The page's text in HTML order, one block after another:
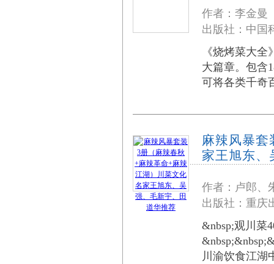
作者：李金曼
出版社：中
《烧烤菜大
大篇章。包含
可将各类千奇
麻辣风暴
家王旭东、
作者：卢郎、
出版社：重
&nbsp;观川菜
川渝饮食江湖